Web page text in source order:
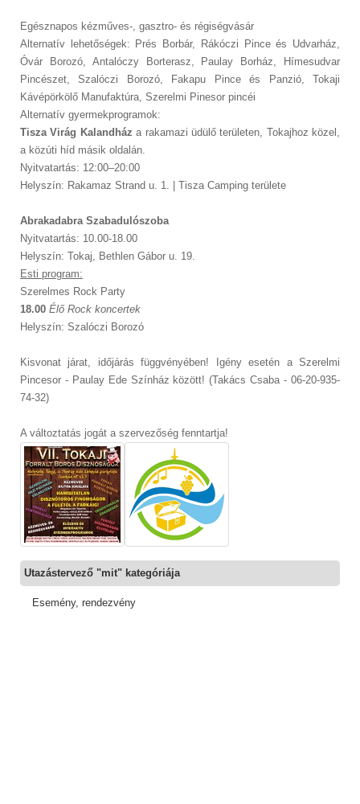
Egésznapos kézműves-, gasztro- és régiségvásár
Alternatív lehetőségek: Prés Borbár, Rákóczi Pince és Udvarház,
Óvár Borozó, Antalóczy Borterasz, Paulay Borház, Hímesudvar
Pincészet, Szalóczi Borozó, Fakapu Pince és Panzió, Tokaji
Kávépörkölő Manufaktúra, Szerelmi Pinesor pincéi
Alternatív gyermekprogramok:
Tisza Virág Kalandház a rakamazi üdülő területen, Tokajhoz közel,
a közúti híd másik oldalán.
Nyitvatartás: 12:00–20:00
Helyszín: Rakamaz Strand u. 1. | Tisza Camping területe
Abrakadabra Szabadulószoba
Nyitvatartás: 10.00-18.00
Helyszín: Tokaj, Bethlen Gábor u. 19.
Esti program:
Szerelmes Rock Party
18.00 Élő Rock koncertek
Helyszín: Szalóczi Borozó
Kisvonat járat, időjárás függvényében! Igény esetén a Szerelmi
Pincesor - Paulay Ede Színház között! (Takács Csaba - 06-20-935-
74-32)
A változtatás jogát a szervezőség fenntartja!
Utazástervező "mit" kategóriája
Esemény, rendezvény